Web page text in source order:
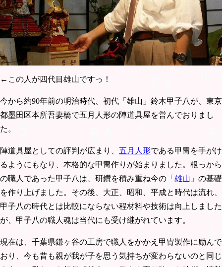
←この人が四代目雄山ですっ！
今から約90年前の明治時代、初代「雄山」鈴木甲子八が、東京
都墨田区本所吾妻橋で五月人形の陣道具屋を営んでおりまし
た。
陣道具屋としての評判が広まり、 五月人形である甲冑を手がけ
るようにもなり、本格的な甲冑作りが始まりました。根っから
の職人であった甲子八は、研鑽を積み重ね今の「 雄山 」の基礎
を作り上げました。その後、大正、昭和、平成と時代は流れ、
甲子八の時代とは比較にならない程材料や技術は向上しました
が、甲子八の職人魂は当代にも受け継がれています。
現在は、千葉県鎌ヶ谷の工房で職人をかかえ甲冑製作に励んで
おり、今も昔も親が我が子を思う気持ちが変わらないのと同じ